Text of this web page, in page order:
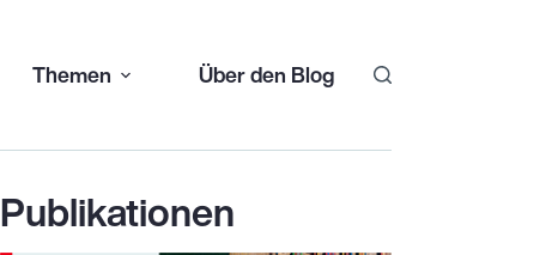
Themen Über den Blog
Publikationen